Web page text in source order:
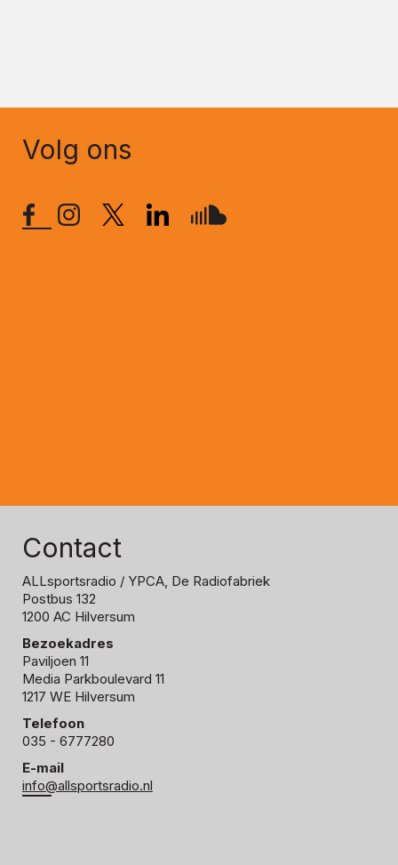
Volg ons
Contact
ALLsportsradio / YPCA, De Radiofabriek
Postbus 132
1200 AC Hilversum
Bezoekadres
Paviljoen 11
Media Parkboulevard 11
1217 WE Hilversum
Telefoon
035 - 6777280
E-mail
info@allsportsradio.nl